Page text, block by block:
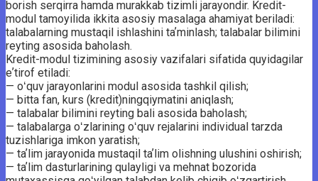
borish serqirra hamda murakkab tizimli jarayondir. Kredit-
modul tamoyilida ikkita asosiy masalaga ahamiyat beriladi:
talabalarning mustaqil ishlashini taʼminlash; talabalar bilimini
reyting asosida baholash.
Kredit-modul tizimining asosiy vazifalari sifatida quyidagilar
eʼtirof etiladi:
— oʻquv jarayonlarini modul asosida tashkil qilish;
— bitta fan, kurs (kredit)ning­qiymatini aniqlash;
— talabalar bilimini reyting bali asosida baholash;
— talabalarga oʻzlarining oʻquv rejalarini individual tarzda
tuzishlariga imkon yaratish;
— taʼlim jarayonida mustaqil taʼlim olishning ulushini oshirish;
— taʼlim dasturlarining qulayligi va mehnat bozorida